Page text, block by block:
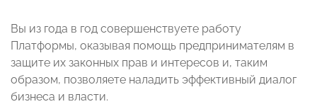
Вы из года в год совершенствуете работу
Платформы, оказывая помощь предпринимателям в
защите их законных прав и интересов и, таким
образом, позволяете наладить эффективный диалог
бизнеса и власти.